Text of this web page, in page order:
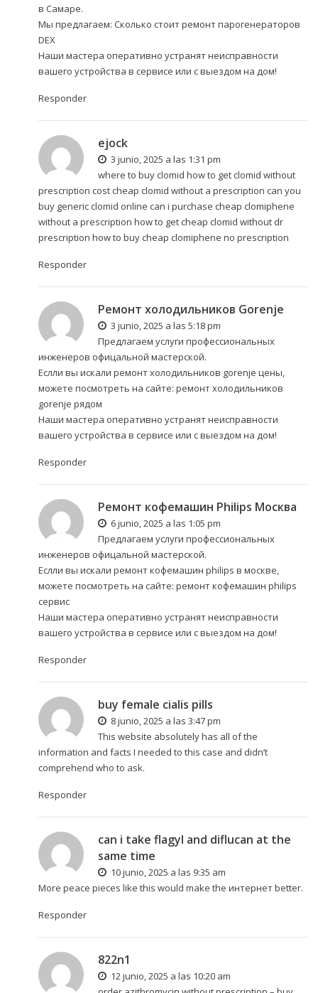
в Самаре.
Мы предлагаем: Сколько стоит ремонт парогенераторов
DEX
Наши мастера оперативно устранят неисправности
вашего устройства в сервисе или с выездом на дом!
Responder
ejock
3 junio, 2025 a las 1:31 pm
where to buy clomid how to get clomid without
prescription cost cheap clomid without a prescription can you
buy generic clomid online can i purchase cheap clomiphene
without a prescription how to get cheap clomid without dr
prescription how to buy cheap clomiphene no prescription
Responder
Ремонт холодильников Gorenje
3 junio, 2025 a las 5:18 pm
Предлагаем услуги профессиональных
инженеров офицальной мастерской.
Еслли вы искали ремонт холодильников gorenje цены,
можете посмотреть на сайте: ремонт холодильников
gorenje рядом
Наши мастера оперативно устранят неисправности
вашего устройства в сервисе или с выездом на дом!
Responder
Ремонт кофемашин Philips Москва
6 junio, 2025 a las 1:05 pm
Предлагаем услуги профессиональных
инженеров офицальной мастерской.
Еслли вы искали ремонт кофемашин philips в москве,
можете посмотреть на сайте: ремонт кофемашин philips
сервис
Наши мастера оперативно устранят неисправности
вашего устройства в сервисе или с выездом на дом!
Responder
buy female cialis pills
8 junio, 2025 a las 3:47 pm
This website absolutely has all of the
information and facts I needed to this case and didn’t
comprehend who to ask.
Responder
can i take flagyl and diflucan at the
same time
10 junio, 2025 a las 9:35 am
More peace pieces like this would make the интернет better.
Responder
822n1
12 junio, 2025 a las 10:20 am